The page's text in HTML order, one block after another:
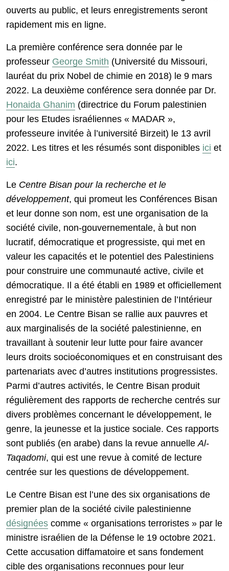
ouverts au public, et leurs enregistrements seront
rapidement mis en ligne.
La première conférence sera donnée par le
professeur George Smith (Université du Missouri,
lauréat du prix Nobel de chimie en 2018) le 9 mars
2022. La deuxième conférence sera donnée par Dr.
Honaida Ghanim (directrice du Forum palestinien
pour les Etudes israéliennes « MADAR »,
professeure invitée à l’université Birzeit) le 13 avril
2022. Les titres et les résumés sont disponibles ici et
ici.
Le Centre Bisan pour la recherche et le
développement, qui promeut les Conférences Bisan
et leur donne son nom, est une organisation de la
société civile, non-gouvernementale, à but non
lucratif, démocratique et progressiste, qui met en
valeur les capacités et le potentiel des Palestiniens
pour construire une communauté active, civile et
démocratique. Il a été établi en 1989 et officiellement
enregistré par le ministère palestinien de l’Intérieur
en 2004. Le Centre Bisan se rallie aux pauvres et
aux marginalisés de la société palestinienne, en
travaillant à soutenir leur lutte pour faire avancer
leurs droits socioéconomiques et en construisant des
partenariats avec d’autres institutions progressistes.
Parmi d’autres activités, le Centre Bisan produit
régulièrement des rapports de recherche centrés sur
divers problèmes concernant le développement, le
genre, la jeunesse et la justice sociale. Ces rapports
sont publiés (en arabe) dans la revue annuelle Al-
Taqadomi, qui est une revue à comité de lecture
centrée sur les questions de développement.
Le Centre Bisan est l’une des six organisations de
premier plan de la société civile palestinienne
désignées comme « organisations terroristes » par le
ministre israélien de la Défense le 19 octobre 2021.
Cette accusation diffamatoire et sans fondement
cible des organisations reconnues pour leur